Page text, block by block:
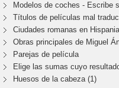
Modelos de coches - Escribe
Títulos de películas mal
Ciudades romanas en
Obras principales de Miguel
Parejas de película
Elige las sumas cuyo
Huesos de la cabeza (1)